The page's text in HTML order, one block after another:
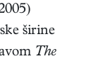
širine
The